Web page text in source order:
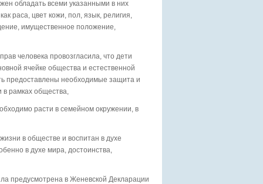
обладать всеми указанными в них
раса, цвет кожи, пол, язык, религия,
имущественное положение,
человека провозгласила, что дети
ячейке общества и естественной
предоставлены необходимые защита и
в рамках общества,
расти в семейном окружении, в
в обществе и воспитан в духе
в духе мира, достоинства,
предусмотрена в Женевской Декларации